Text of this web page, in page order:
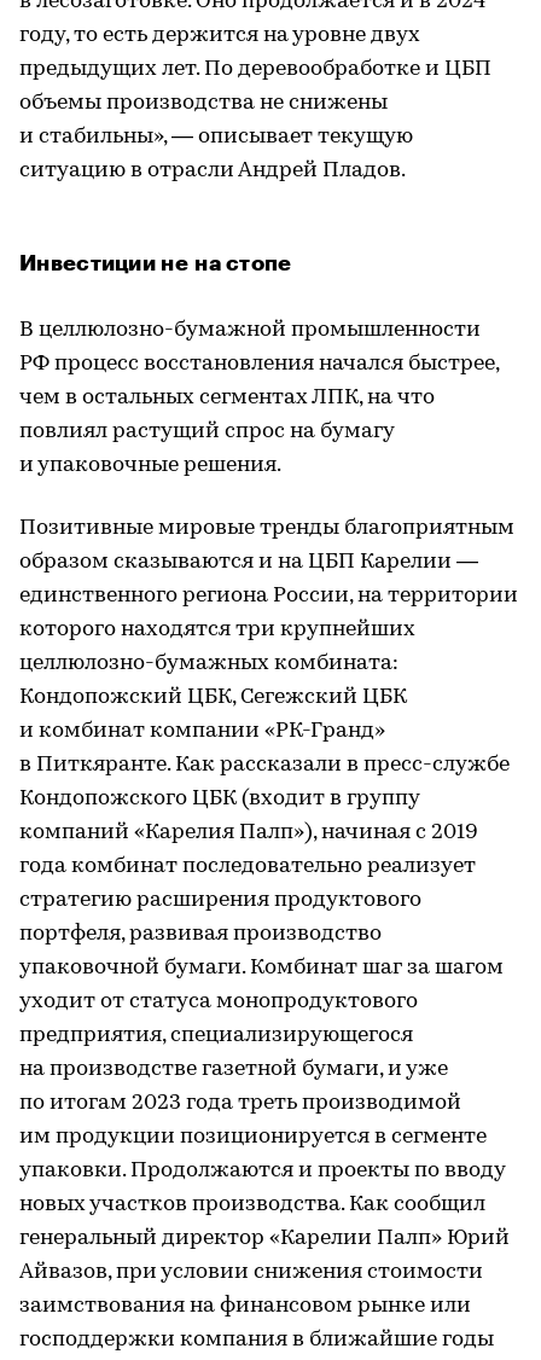
году, то есть держится на уровне двух
предыдущих лет. По деревообработке и ЦБП
объемы производства не снижены
и стабильны», — описывает текущую
ситуацию в отрасли Андрей Пладов.
Инвестиции не на стопе
В целлюлозно-бумажной промышленности
РФ процесс восстановления начался быстрее,
чем в остальных сегментах ЛПК, на что
повлиял растущий спрос на бумагу
и упаковочные решения.
Позитивные мировые тренды благоприятным
образом сказываются и на ЦБП Карелии —
единственного региона России, на территории
которого находятся три крупнейших
целлюлозно-бумажных комбината:
Кондопожский ЦБК, Сегежский ЦБК
и комбинат компании «РК-Гранд»
в Питкяранте. Как рассказали в пресс-службе
Кондопожского ЦБК (входит в группу
компаний «Карелия Палп»), начиная с 2019
года комбинат последовательно реализует
стратегию расширения продуктового
портфеля, развивая производство
упаковочной бумаги. Комбинат шаг за шагом
уходит от статуса монопродуктового
предприятия, специализирующегося
на производстве газетной бумаги, и уже
по итогам 2023 года треть производимой
им продукции позиционируется в сегменте
упаковки. Продолжаются и проекты по вводу
новых участков производства. Как сообщил
генеральный директор «Карелии Палп» Юрий
Айвазов, при условии снижения стоимости
заимствования на финансовом рынке или
господдержки компания в ближайшие годы